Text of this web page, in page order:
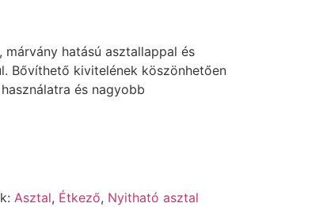
hatású asztallappal és
Bővíthető kivitelének köszönhetően
és nagyobb
Asztal, Étkező, Nyitható asztal